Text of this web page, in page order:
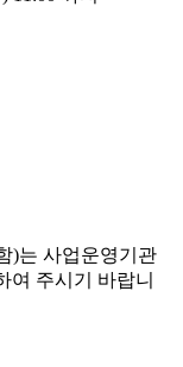
)는 사업운영기관
여 주시기 바랍니